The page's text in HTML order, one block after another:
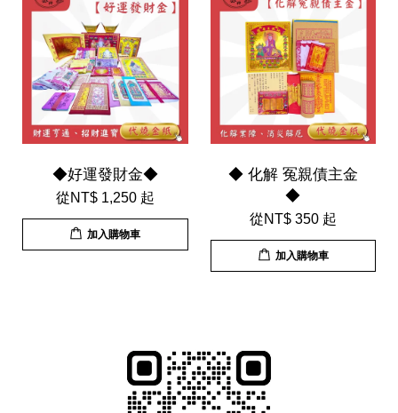
◆好運發財金◆
從NT$ 1,250 起
加入購物車
◆ 化解 冤親債主金
◆
從NT$ 350 起
加入購物車